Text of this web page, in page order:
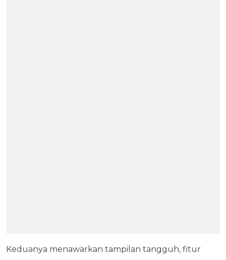
Keduanya menawarkan tampilan tangguh, fitur